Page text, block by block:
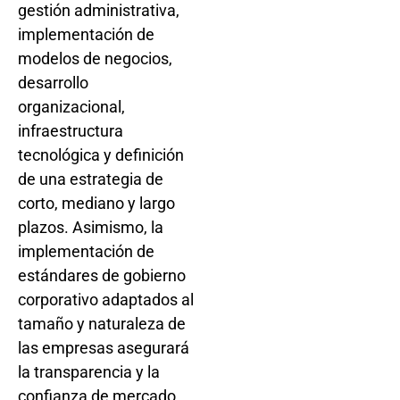
gestión administrativa,
implementación de
modelos de negocios,
desarrollo
organizacional,
infraestructura
tecnológica y definición
de una estrategia de
corto, mediano y largo
plazos. Asimismo, la
implementación de
estándares de gobierno
corporativo adaptados al
tamaño y naturaleza de
las empresas asegurará
la transparencia y la
confianza de mercado.